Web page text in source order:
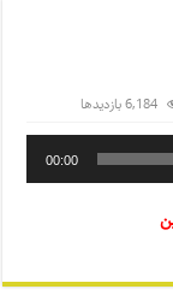
6,184 بازدیدها
00:00